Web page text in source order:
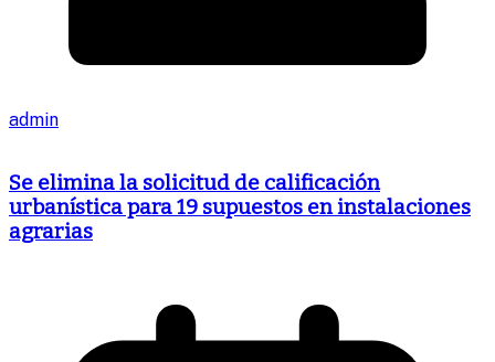
admin
Se elimina la solicitud de calificación
urbanística para 19 supuestos en instalaciones
agrarias